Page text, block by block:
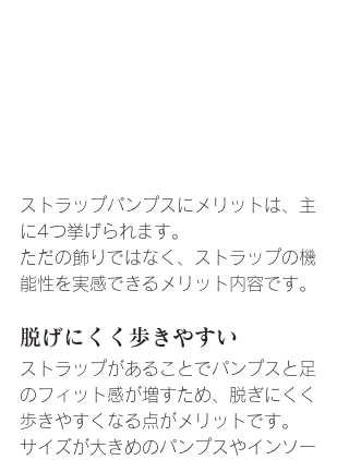
ストラップパンプスにメリットは、主
に4つ挙げられます。
ただの飾りではなく、ストラップの機
能性を実感できるメリット内容です。
脱げにくく歩きやすい
ストラップがあることでパンプスと足
のフィット感が増すため、脱ぎにくく
歩きやすくなる点がメリットです。
サイズが大きめのパンプスやインソー